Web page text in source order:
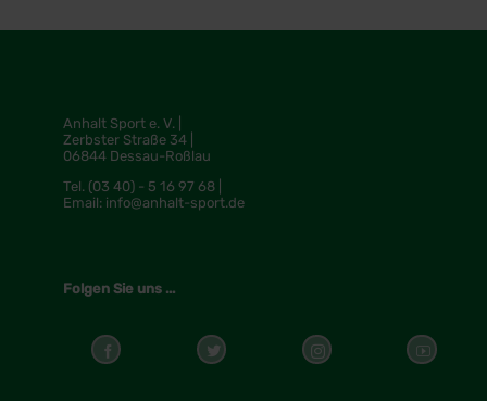
Anhalt Sport e. V. |
Zerbster Straße 34 |
06844 Dessau-Roßlau
Tel. (03 40) - 5 16 97 68 |
Email: info@anhalt-sport.de
Folgen Sie uns ...